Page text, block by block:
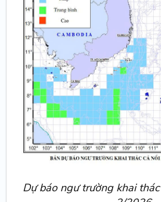
Dự báo ngư trường khai